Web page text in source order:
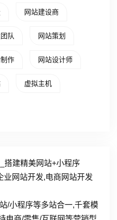
网站建设商
队 网站策划
作 网站设计师
虚拟主机
搭建精美网站+小程序
业网站开发,电商网站开发
/小程序等多站合一,千套模